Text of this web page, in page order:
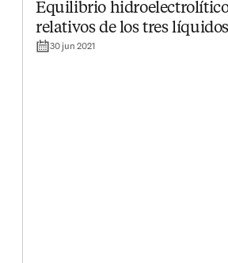
Equilibrio
relativos de los tres
30 jun 2021